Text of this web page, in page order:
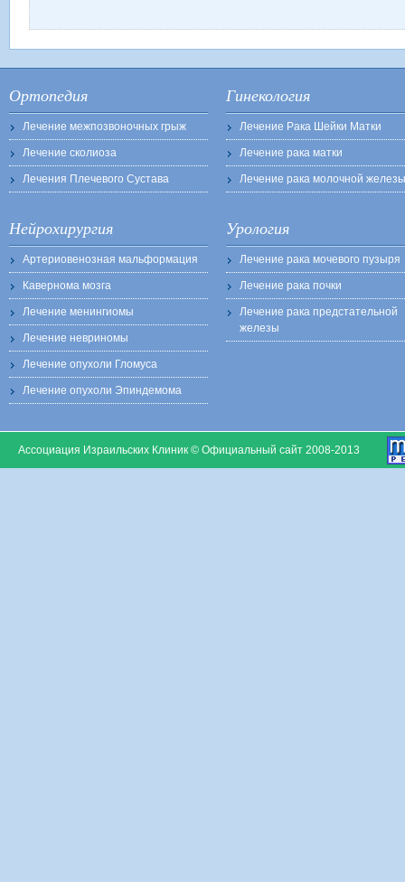
Ортопедия
Лечение межпозвоночных грыж
Лечение сколиоза
Лечения Плечевого Сустава
Нейрохирургия
Артериовенозная мальформация
Кавернома мозга
Лечение менингиомы
Лечение невриномы
Лечение опухоли Гломуса
Лечение опухоли Эпиндемома
Гинекология
Лечение Рака Шейки Матки
Лечение рака матки
Лечение рака молочной железы
Урология
Лечение рака мочевого пузыря
Лечение рака почки
Лечение рака предстательной
железы
Ассоциация Израильских Клиник © Официальный сайт 2008-2013